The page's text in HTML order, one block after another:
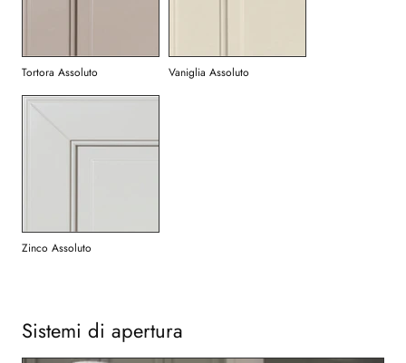
Tortora Assoluto Vaniglia Assoluto
Zinco Assoluto
Sistemi di apertura